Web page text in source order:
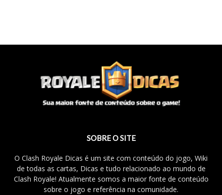
SOBRE O SITE
O Clash Royale Dicas é um site com conteúdo do jogo, Wiki
de todas as cartas, Dicas e tudo relacionado ao mundo de
Clash Royale! Atualmente somos a maior fonte de conteúdo
sobre o jogo e referência na comunidade.